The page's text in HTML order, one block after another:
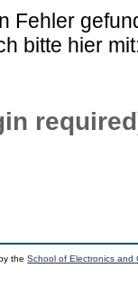
Fehler
bitte hier
theSchool of Electronics and